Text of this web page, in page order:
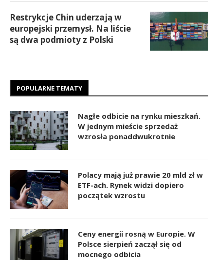
Restrykcje Chin uderzają w
europejski przemysł. Na liście
są dwa podmioty z Polski
POPULARNE TEMATY
Nagłe odbicie na rynku mieszkań.
W jednym mieście sprzedaż
wzrosła ponaddwukrotnie
Polacy mają już prawie 20 mld zł w
ETF-ach. Rynek widzi dopiero
początek wzrostu
Ceny energii rosną w Europie. W
Polsce sierpień zaczął się od
mocnego odbicia